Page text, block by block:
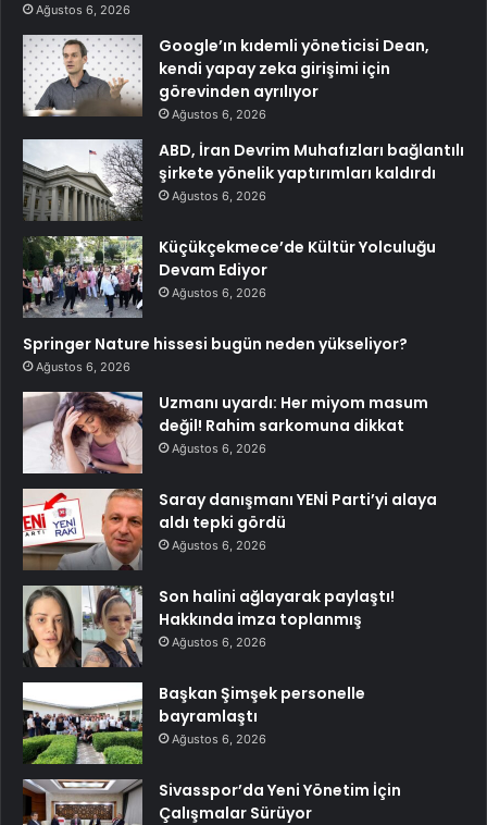
Ağustos 6, 2026
Google’ın kıdemli yöneticisi Dean,
kendi yapay zeka girişimi için
görevinden ayrılıyor
Ağustos 6, 2026
ABD, İran Devrim Muhafızları bağlantılı
şirkete yönelik yaptırımları kaldırdı
Ağustos 6, 2026
Küçükçekmece’de Kültür Yolculuğu
Devam Ediyor
Ağustos 6, 2026
Springer Nature hissesi bugün neden yükseliyor?
Ağustos 6, 2026
Uzmanı uyardı: Her miyom masum
değil! Rahim sarkomuna dikkat
Ağustos 6, 2026
Saray danışmanı YENİ Parti’yi alaya
aldı tepki gördü
Ağustos 6, 2026
Son halini ağlayarak paylaştı!
Hakkında imza toplanmış
Ağustos 6, 2026
Başkan Şimşek personelle
bayramlaştı
Ağustos 6, 2026
Sivasspor’da Yeni Yönetim İçin
Çalışmalar Sürüyor